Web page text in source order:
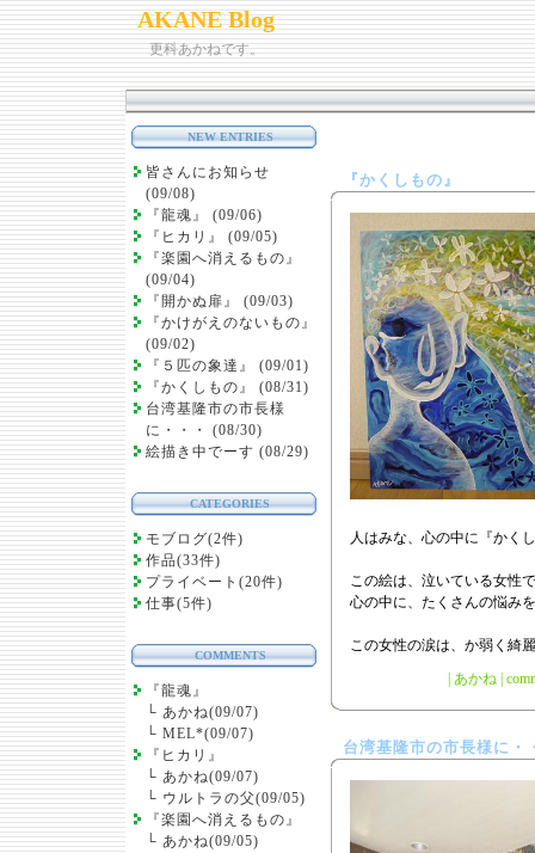
AKANE Blog
更科あかねです。
NEW ENTRIES
皆さんにお知らせ
(09/08)
『龍魂』 (09/06)
『ヒカリ』 (09/05)
『楽園へ消えるもの』
(09/04)
『開かぬ扉』 (09/03)
『かけがえのないもの』
(09/02)
『５匹の象達』 (09/01)
『かくしもの』 (08/31)
台湾基隆市の市長様
に・・・ (08/30)
絵描き中でーす (08/29)
CATEGORIES
モブログ(2件)
作品(33件)
プライベート(20件)
仕事(5件)
COMMENTS
『龍魂』
└ あかね(09/07)
└ MEL*(09/07)
『ヒカリ』
└ あかね(09/07)
└ ウルトラの父(09/05)
『楽園へ消えるもの』
└ あかね(09/05)
『かくしもの』
人はみな、心の中に『かく
この絵は、泣いている女性
心の中に、たくさんの悩み
この女性の涙は、か弱く綺
あかね|
台湾基隆市の市長様に・